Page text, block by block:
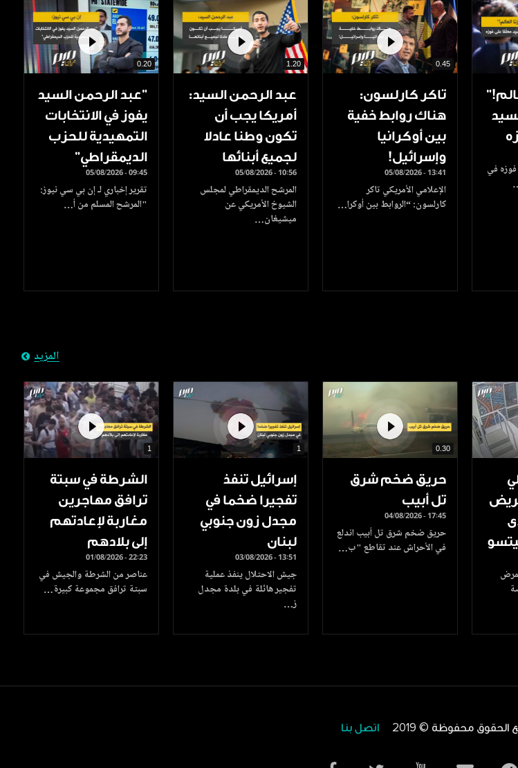
في
0.45
تاكر كارلسون:
هناك روابط خفية
بين أوكرانيا
وإسرائيل!
05/08/2026 - 13:41
الإعلامي الأمريكي تاكر
كارلسون: “الروابط بين أوكرا…
1.20
عبد الرحمن السيد:
أمريكا يجب أن
تكون وطنا عادلا
لجميع أبنائها
05/08/2026 - 10:56
المرشح الديمقراطي لمجلس
الشيوخ الأمريكي عن
ميشيغان…
0.20
"عبد الرحمن السيد
يفوز في الانتخابات
التمهيدية للحزب
الديمقراطي"
05/08/2026 - 09:45
تقرير إخباري لـ إن بي سي نيوز:
"المرشح المسلم من أ…
المزيد
0.30
حريق ضخم شرق
تل أبيب
04/08/2026 - 17:45
حريق ضخم شرق تل أبيب اندلع
في الأحراش عند تقاطع "ب…
1
إسرائيل تنفذ
تفجيرا ضخما في
مجدل زون جنوبي
لبنان
03/08/2026 - 13:51
جيش الاحتلال ينفذ عملية
تفجير هائلة في بلدة مجدل
ز…
1
الشرطة في سبتة
ترافق مهاجرين
مغاربة لإعادتهم
إلى بلادهم
01/08/2026 - 22:23
عناصر من الشرطة والجيش في
سبتة ترافق مجموعة كبيرة…
الحقوق محفوظة © 2019 اتصل بنا